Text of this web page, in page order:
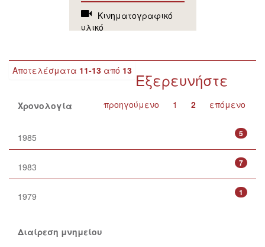
Κινηματογραφικό
υλικό
Αποτελέσματα 11-13 από 13
προηγούμενο 1 2 επόμενο
Εξερευνήστε
Χρονολογία
5
1985
7
1983
1
1979
Διαίρεση μνημείου